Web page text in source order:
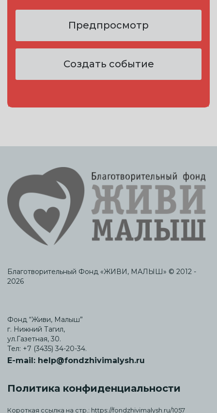
Предпросмотр
Создать событие
Благотворительный Фонд «ЖИВИ, МАЛЫШ» © 2012 -
2026
Фонд “Живи, Малыш”
г. Нижний Тагил,
ул.Газетная, 30.
Тел: +7 (3435) 34-20-34.
E-mail: help@fondzhivimalysh.ru
Политика конфиденциальности
Короткая ссылка на стр.: https://fondzhivimalysh.ru/1057